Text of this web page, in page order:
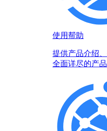
使用帮助
提供产品介绍
全面详尽的产